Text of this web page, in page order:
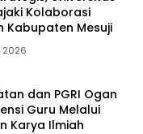
Kolaborasi
Kabupaten Mesuji
2026
dan PGRI Ogan
Guru Melalui
Karya Ilmiah